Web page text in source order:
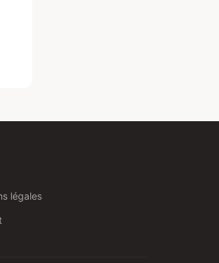
légales